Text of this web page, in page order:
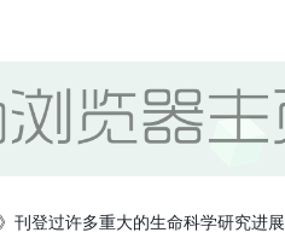
刊登过许多重大的生命科学研究进